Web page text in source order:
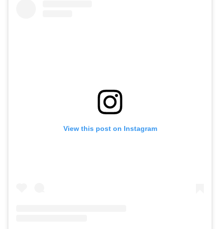
View this post on Instagram